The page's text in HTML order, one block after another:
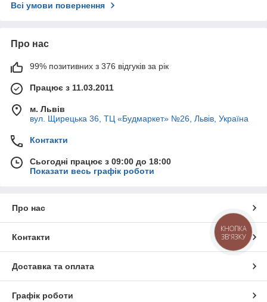
Всі умови повернення
Про нас
99% позитивних з 376 відгуків за рік
Працює з 11.03.2011
м. Львів
вул. Щирецька 36, ТЦ «Будмаркет» №26, Львів, Україна
Контакти
Сьогодні працює з 09:00 до 18:00
Показати весь графік роботи
Про нас
Контакти
Доставка та оплата
Графік роботи
КНОПКА
ЗВ'ЯЗКУ